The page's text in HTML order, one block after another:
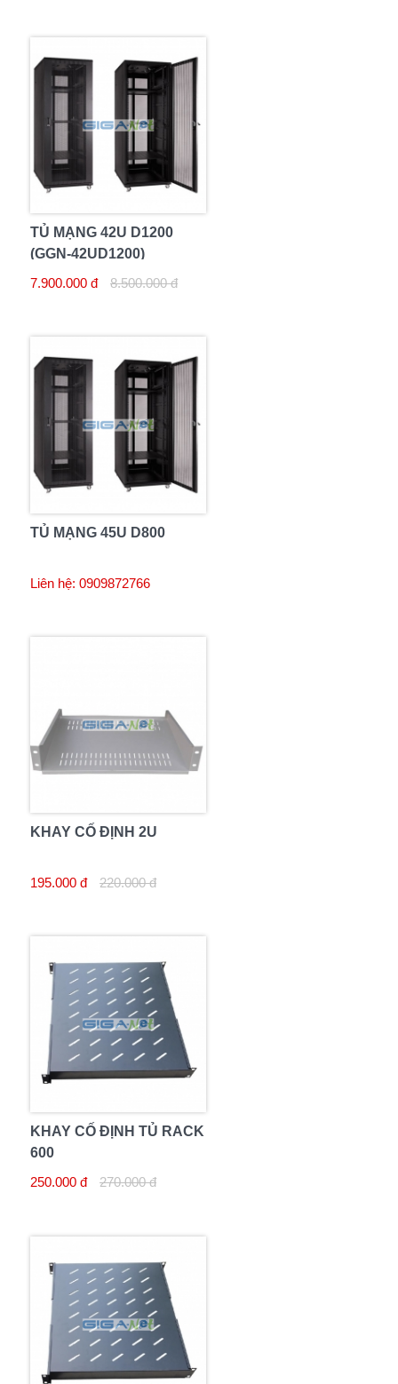
TỦ MẠNG 42U D1200
(GGN-42UD1200)
7.900.000 đ
8.500.000 đ
TỦ MẠNG 45U D800
Liên hệ: 0909872766
KHAY CỐ ĐỊNH 2U
195.000 đ 220.000 đ
KHAY CỐ ĐỊNH TỦ RACK
600
250.000 đ
270.000 đ